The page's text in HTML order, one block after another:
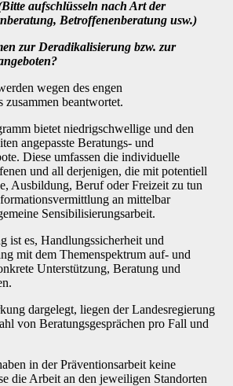
aufschlüsseln nach Art der
Betroffenenberatung usw.)
zur Deradikalisierung bzw. zur
wegen des engen
zusammen beantwortet.
bietet niedrigschwellige und den
angepasste Beratungs- und
Diese umfassen die individuelle
und all derjenigen, die mit potentiell
Ausbildung, Beruf oder Freizeit zu tun
an mittelbar
Sensibilisierungsarbeit.
ist es, Handlungssicherheit und
mit dem Themenspektrum auf- und
Unterstützung, Beratung und
dargelegt, liegen der Landesregierung
von Beratungsgesprächen pro Fall und
in der Präventionsarbeit keine
die Arbeit an den jeweiligen Standorten